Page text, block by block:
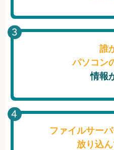
誰
パソコン
情報
ファイルサー
放り込